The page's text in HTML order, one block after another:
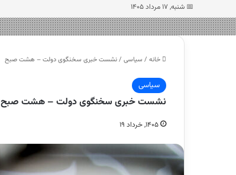
📅 شنبه, ۱۷ مرداد ۱۴۰۵
خانه / سیاسی /نشست خبری سخنگوی دولت – هشت صبح
سیاسی
نشست خبری سخنگوی دولت – هشت صبح
۱۴۰۵, خرداد ۱۹